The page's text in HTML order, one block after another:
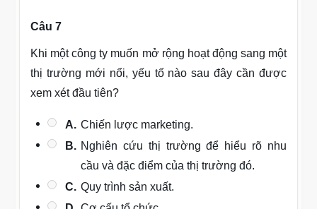
Câu 7
Khi một công ty muốn mở rộng hoạt động sang một
thị trường mới nổi, yếu tố nào sau đây cần được
xem xét đầu tiên?
A. Chiến lược marketing.
B. Nghiên cứu thị trường để hiểu rõ nhu
cầu và đặc điểm của thị trường đó.
C. Quy trình sản xuất.